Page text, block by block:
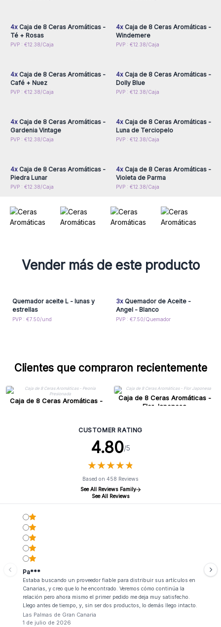
4xCaja de 8 Ceras Aromáticas -
Té + Rosas
PVP : €12.38/Caja
4xCaja de 8 Ceras Aromáticas -
Windemere
PVP : €12.38/Caja
Inicie sesión o regístrese
4xCaja de 8 Ceras Aromáticas -
Café + Nuez
PVP : €12.38/Caja
Inicie sesión o regístrese
4xCaja de 8 Ceras Aromáticas -
Dolly Blue
PVP : €12.38/Caja
Inicie sesión o regístrese
4xCaja de 8 Ceras Aromáticas -
Gardenia Vintage
PVP : €12.38/Caja
Inicie sesión o regístrese
4xCaja de 8 Ceras Aromáticas -
Luna de Terciopelo
PVP : €12.38/Caja
Inicie sesión o regístrese
4xCaja de 8 Ceras Aromáticas -
Piedra Lunar
PVP : €12.38/Caja
Inicie sesión o regístrese
4xCaja de 8 Ceras Aromáticas -
Violeta de Parma
PVP : €12.38/Caja
Vender más de este producto
Quemador aceite L - lunas y
estrellas
PVP : €7.50/und
3xQuemador de Aceite -
Angel - Blanco
PVP : €7.50/Quemador
Clientes que compraron recientemente
Caja de 8 Ceras Aromáticas -
Caja de 8 Ceras Aromáticas -
Flor Japonesa
CUSTOMER RATING
4.80/5
★★★★★
★★★★★
Based on 458 Reviews
See All Reviews Family
See All Reviews
Pa***
Estaba buscando un proveedor fiable para distribuir sus artículos en
Canarias, y creo que lo he encontrado. Veremos cómo continúa la
relación pero ahora mismo el primer pedido me deja muy satisfecho.
Llego antes de tiempo, y, sin ser dos productos, lo demás llego intacto.
Las Palmas de Gran Canaria
1 de julio de 2026